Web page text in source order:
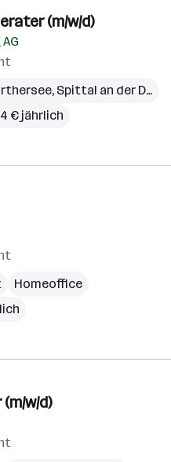
(m/w/d)
, Spittal an der Drau
€ jährlich
Homeoffice
w/d)